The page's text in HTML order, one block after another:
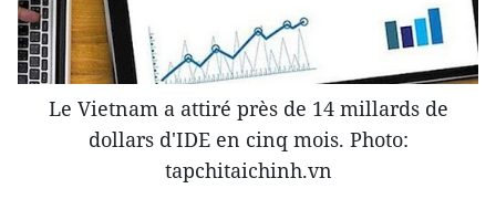
Le Vietnam a attiré près de 14 millards de
dollars d'IDE en cinq mois. Photo:
tapchitaichinh.vn